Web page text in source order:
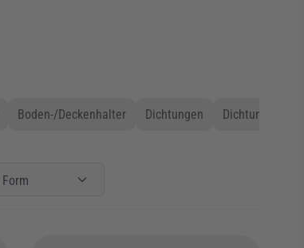
Boden-/Deckenhalter Dichtungen Dichtungen
Form